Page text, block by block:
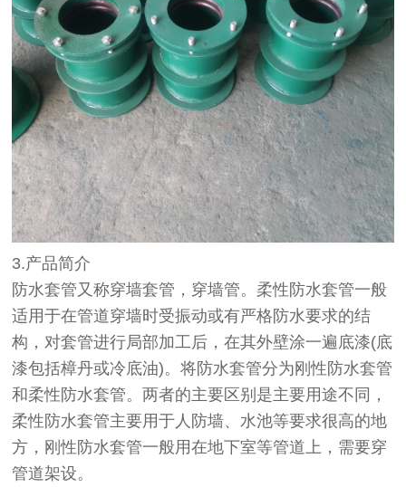
3.产品简介
防水套管又称穿墙套管，穿墙管。柔性防水套管一般
适用于在管道穿墙时受振动或有严格防水要求的结
构，对套管进行局部加工后，在其外壁涂一遍底漆(底
漆包括樟丹或冷底油)。将防水套管分为刚性防水套管
和柔性防水套管。两者的主要区别是主要用途不同，
柔性防水套管主要用于人防墙、水池等要求很高的地
方，刚性防水套管一般用在地下室等管道上，需要穿
管道架设。